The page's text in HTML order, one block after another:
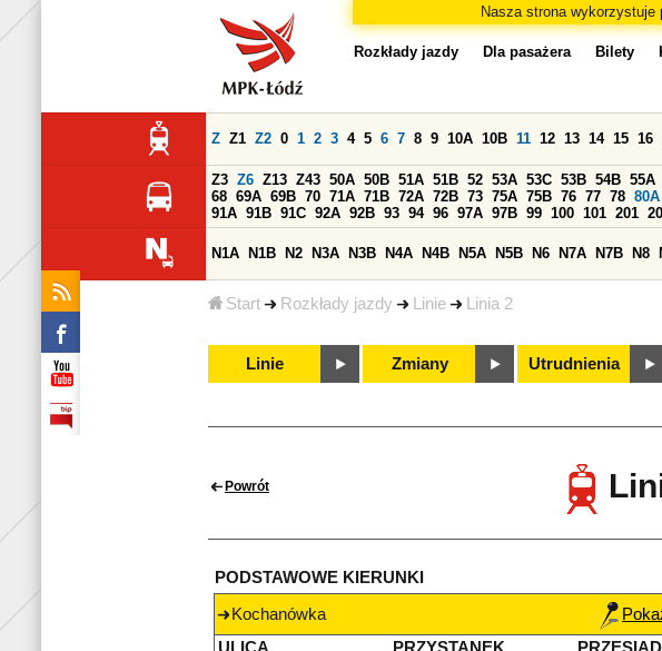
Nasza strona
Start Rozkłady jazdy Linie Linia 2
Rozkłady jazdy Dla pasażera Bilety
Z Z1 Z2 0 1 2 3 4 5 6 7 8 9 10A 10B 11 12 13 14 15 16
Z3 Z6 Z13 Z43 50A 50B 51A 51B 52 53A 53C 53B 54B 55A
68 69A 69B 70 71A 71B 72A 72B 73 75A 75B 76 77 78 80A
91A 91B 91C 92A 92B 93 94 96 97A 97B 99 100 101 201
N1A N1B N2 N3A N3B N4A N4B N5A N5B N6 N7A N7B N8
Linie Zmiany Utrudnienia
Powrót
PODSTAWOWE KIERUNKI
Kochanówka